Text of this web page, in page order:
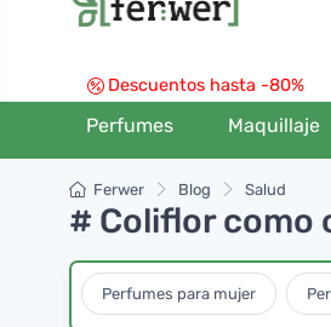
Descuentos hasta -80%
Perfumes Maquillaje
Ferwer Blog Salud
# Coliflor como
Perfumes para mujer